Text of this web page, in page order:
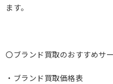
ます。
〇ブランド買取のおすすめサ
・ブランド買取価格表